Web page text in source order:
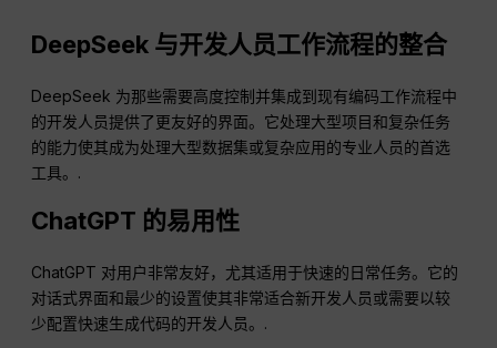
DeepSeek 与开发人员工作流程的整合
DeepSeek 为那些需要高度控制并集成到现有编码工作流程中
的开发人员提供了更友好的界面。它处理大型项目和复杂任务
的能力使其成为处理大型数据集或复杂应用的专业人员的首选
工具。.
ChatGPT 的易用性
ChatGPT 对用户非常友好，尤其适用于快速的日常任务。它的
对话式界面和最少的设置使其非常适合新开发人员或需要以较
少配置快速生成代码的开发人员。.